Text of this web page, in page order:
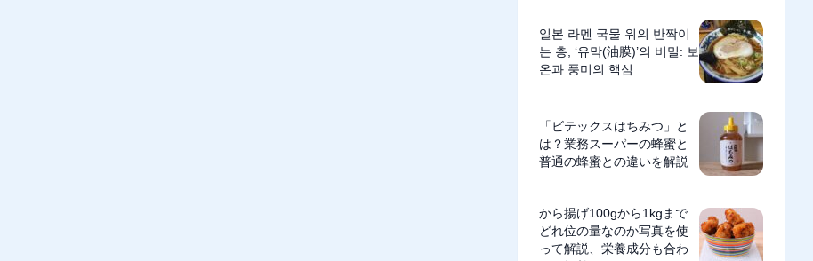
일본 라멘 국물 위의 반짝이
는 층, ‘유막(油膜)’의 비밀: 보
온과 풍미의 핵심
「ビテックスはちみつ」と
は？業務スーパーの蜂蜜と
普通の蜂蜜との違いを解説
から揚げ100gから1kgまで
どれ位の量なのか写真を使
って解説、栄養成分も合わ